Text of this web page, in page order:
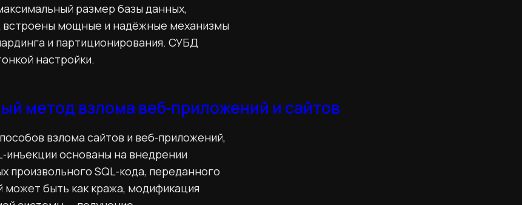
размер базы данных,
встроены мощные и надёжные механизмы
и партиционирования. СУБД
настройки.
метод взлома веб‑приложений и сайтов
взлома сайтов и веб‑приложений,
основаны на внедрении
SQL‑кода, переданного
быть как кража, модификация